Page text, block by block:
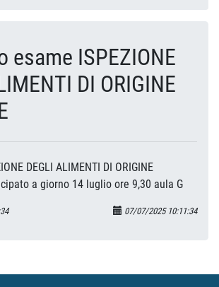
esame ISPEZIONE
DI ORIGINE
DEGLI ALIMENTI DI ORIGINE
a giorno 14 luglio ore 9,30 aula G
07/07/2025 10:11:34